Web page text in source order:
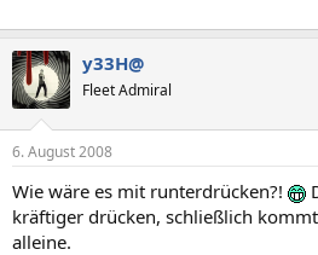
y33H@
Fleet Admiral
6. August 2008
Wie wäre es mit runterdrücken?!
kräftiger drücken, schließlich
alleine.